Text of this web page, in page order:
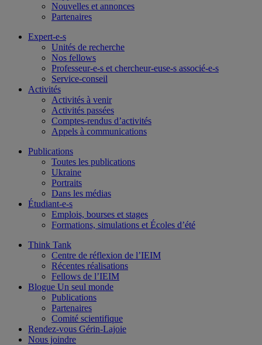
Nouvelles et annonces
Partenaires
Expert-e-s
Unités de recherche
Nos fellows
Professeur-e-s et chercheur-euse-s associé-e-s
Service-conseil
Activités
Activités à venir
Activités passées
Comptes-rendus d’activités
Appels à communications
Publications
Toutes les publications
Ukraine
Portraits
Dans les médias
Étudiant-e-s
Emplois, bourses et stages
Formations, simulations et Écoles d’été
Think Tank
Centre de réflexion de l’IEIM
Récentes réalisations
Fellows de l’IEIM
Blogue Un seul monde
Publications
Partenaires
Comité scientifique
Rendez-vous Gérin-Lajoie
Nous joindre